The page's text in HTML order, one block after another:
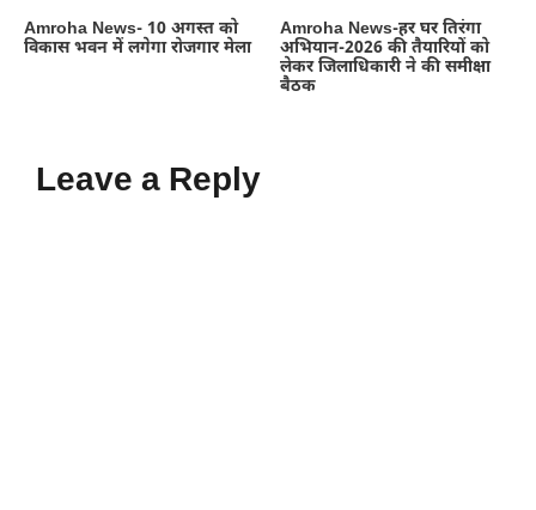
Amroha News- 10 अगस्त को
विकास भवन में लगेगा रोजगार मेला
Amroha News-हर घर तिरंगा
अभियान-2026 की तैयारियों को
लेकर जिलाधिकारी ने की समीक्षा
बैठक
Leave a Reply